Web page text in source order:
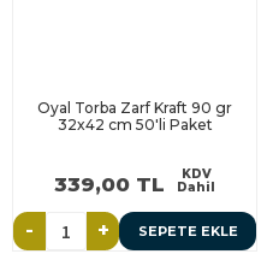
Oyal Torba Zarf Kraft 90 gr
32x42 cm 50'li Paket
339,00 TL
KDV
Dahil
- + SEPETE EKLE